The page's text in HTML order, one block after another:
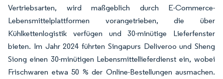
Vertriebsarten, wird maßgeblich durch E-Commerce-
Lebensmittelplattformen vorangetrieben, die über
Kühlkettenlogistik verfügen und 30-minütige Lieferfenster
bieten. Im Jahr 2024 führten Singapurs Deliveroo und Sheng
Siong einen 30-minütigen Lebensmittellieferdienst ein, wobei
Frischwaren etwa 50 % der Online-Bestellungen ausmachen.